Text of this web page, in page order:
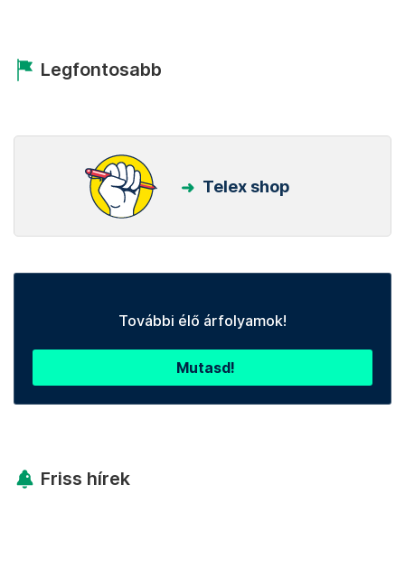
Legfontosabb
Telex shop
További élő árfolyamok!
Mutasd!
Friss hírek